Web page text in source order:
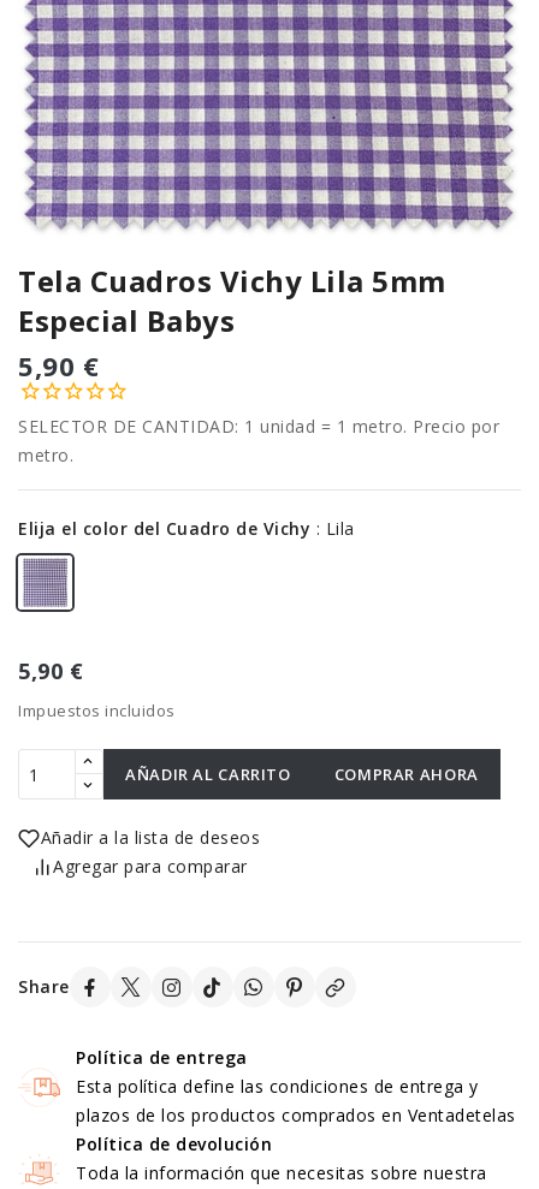
Tela Cuadros Vichy Lila 5mm
Especial Babys
5,90 €
SELECTOR DE CANTIDAD: 1 unidad = 1 metro. Precio por
metro.
Elija el color del Cuadro de Vichy : Lila
5,90 €
Impuestos incluidos
AÑADIR AL CARRITO COMPRAR AHORA
Añadir a la lista de deseos
Agregar para comparar
Share
Política de entrega
Esta política define las condiciones de entrega y
plazos de los productos comprados en Ventadetelas
Política de devolución
Toda la información que necesitas sobre nuestra